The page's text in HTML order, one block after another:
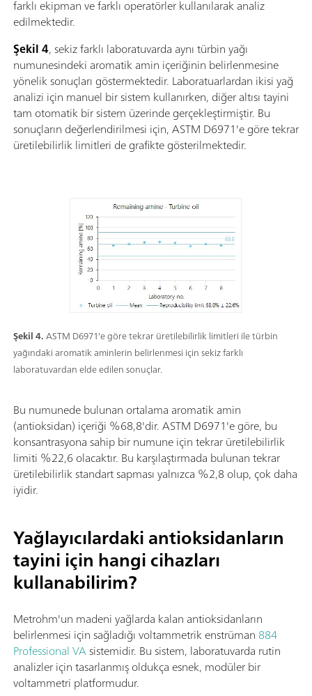
farklı ekipman ve farklı operatörler kullanılarak analiz
edilmektedir.
Şekil 4, sekiz farklı laboratuvarda aynı türbin yağı
numunesindeki aromatik amin içeriğinin belirlenmesine
yönelik sonuçları göstermektedir. Laboratuarlardan ikisi yağ
analizi için manuel bir sistem kullanırken, diğer altısı tayini
tam otomatik bir sistem üzerinde gerçekleştirmiştir. Bu
sonuçların değerlendirilmesi için, ASTM D6971'e göre tekrar
üretilebilirlik limitleri de grafikte gösterilmektedir.
Şekil 4.ASTM D6971'e göre tekrar üretilebilirlik limitleri ile türbin
yağındaki aromatik aminlerin belirlenmesi için sekiz farklı
laboratuvardan elde edilen sonuçlar.
Bu numunede bulunan ortalama aromatik amin
(antioksidan) içeriği %68,8'dir. ASTM D6971'e göre, bu
konsantrasyona sahip bir numune için tekrar üretilebilirlik
limiti %22,6 olacaktır. Bu karşılaştırmada bulunan tekrar
üretilebilirlik standart sapması yalnızca %2,8 olup, çok daha
iyidir.
Yağlayıcılardaki antioksidanların
tayini için hangi cihazları
kullanabilirim?
Metrohm'un madeni yağlarda kalan antioksidanların
belirlenmesi için sağladığı voltammetrik enstrüman 884
Professional VAsistemidir. Bu sistem, laboratuvarda rutin
analizler için tasarlanmış oldukça esnek, modüler bir
voltammetri platformudur.